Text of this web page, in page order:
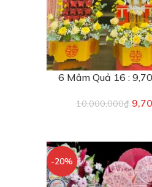
6 Mâm Quả 16 :
10,000,000₫
-20%